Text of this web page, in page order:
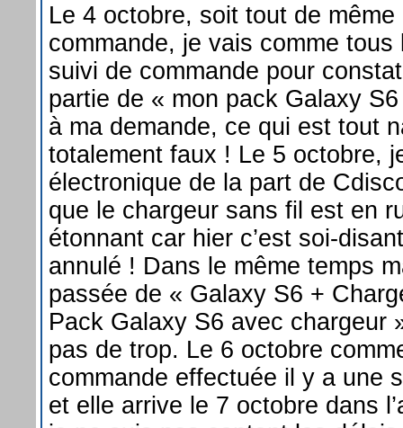
Le 4 octobre, soit tout de
commande, je vais comme
suivi de commande pour
partie de « mon pack Galaxy
à ma demande, ce qui est tout
totalement faux ! Le 5 octobre,
électronique de la part de
que le chargeur sans fil est en
étonnant car hier c’est soi-
annulé ! Dans le même temps
passée de « Galaxy S6 +
Pack Galaxy S6 avec chargeur
pas de trop. Le 6 octobre
commande effectuée il y a une
et elle arrive le 7 octobre dans